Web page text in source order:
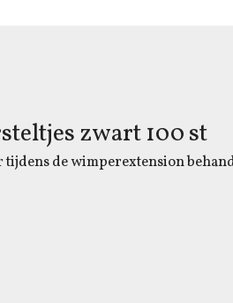
zwart 100 st
de wimperextension